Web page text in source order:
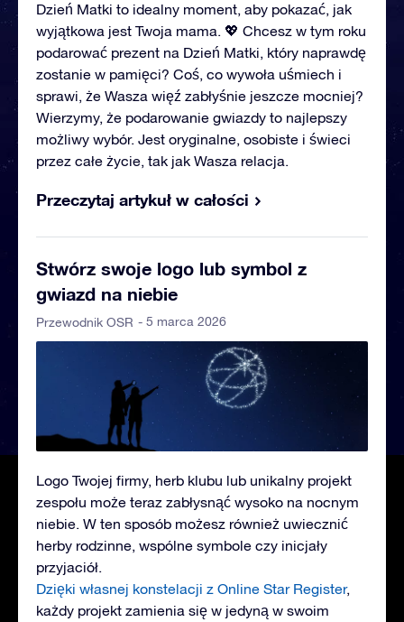
Dzień Matki to idealny moment, aby pokazać, jak
wyjątkowa jest Twoja mama. 💖 Chcesz w tym roku
podarować prezent na Dzień Matki, który naprawdę
zostanie w pamięci? Coś, co wywoła uśmiech i
sprawi, że Wasza więź zabłyśnie jeszcze mocniej?
Wierzymy, że podarowanie gwiazdy to najlepszy
możliwy wybór. Jest oryginalne, osobiste i świeci
przez całe życie, tak jak Wasza relacja.
Przeczytaj artykuł w całości
Stwórz swoje logo lub symbol z
gwiazd na niebie
Przewodnik OSR - 5 marca 2026
Logo Twojej firmy, herb klubu lub unikalny projekt
zespołu może teraz zabłysnąć wysoko na nocnym
niebie. W ten sposób możesz również uwiecznić
herby rodzinne, wspólne symbole czy inicjały
przyjaciół.
Dzięki własnej konstelacji z Online Star Register,
każdy projekt zamienia się w jedyną w swoim